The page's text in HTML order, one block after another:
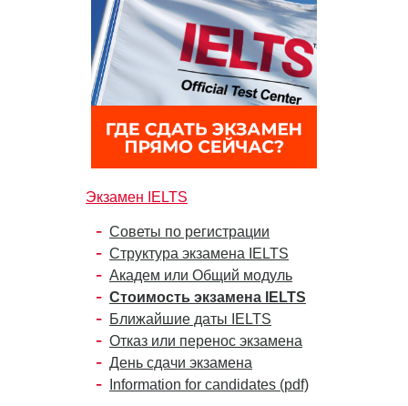
Экзамен IELTS
Советы по регистрации
Структура экзамена IELTS
Академ или Общий модуль
Стоимость экзамена IELTS
Ближайшие даты IELTS
Отказ или перенос экзамена
День сдачи экзамена
Information for candidates (pdf)